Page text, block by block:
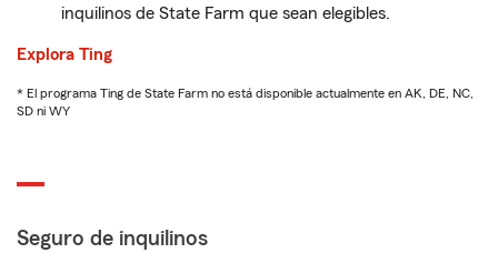
inquilinos de State Farm que sean elegibles.
Explora Ting
* El programa Ting de State Farm no está disponible actualmente en AK, DE, NC,
SD ni WY
Seguro de inquilinos